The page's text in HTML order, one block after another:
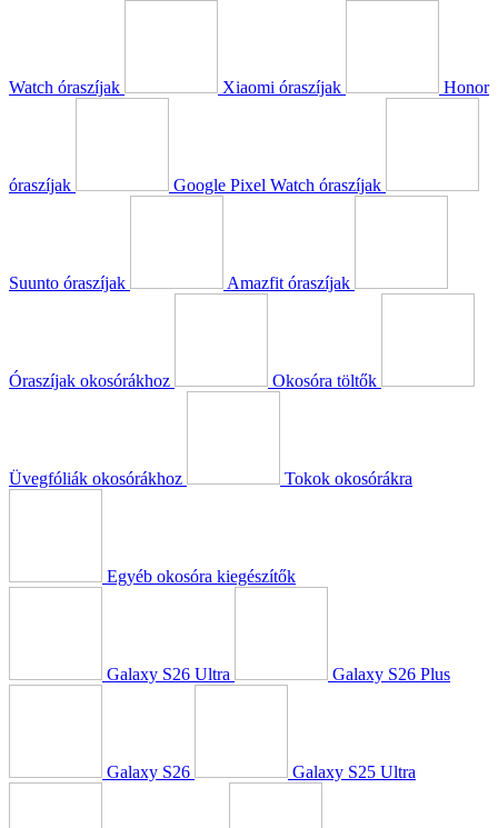
Watch óraszíjak Xiaomi óraszíjak Honor
óraszíjak Google Pixel Watch óraszíjak
Suunto óraszíjak Amazfit óraszíjak
Óraszíjak okosórákhoz Okosóra töltők
Üvegfóliák okosórákhoz Tokok okosórákra
Egyéb okosóra kiegészítők
Galaxy S26 Ultra Galaxy S26 Plus
Galaxy S26 Galaxy S25 Ultra